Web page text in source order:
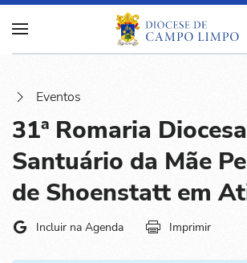
Eventos
31ª Romaria
Santuário da Mãe
de Shoenstatt em
Incluir na Agenda Imprimir